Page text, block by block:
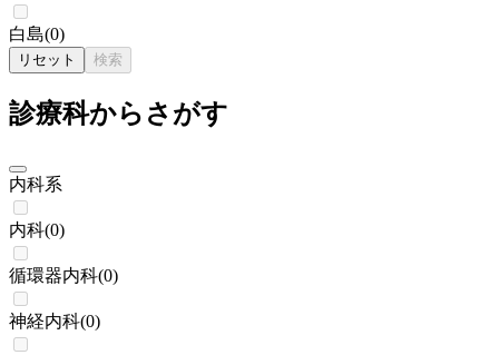
白島(0)
リセット 検索
診療科からさがす
内科系
内科(0)
循環器内科(0)
神経内科(0)